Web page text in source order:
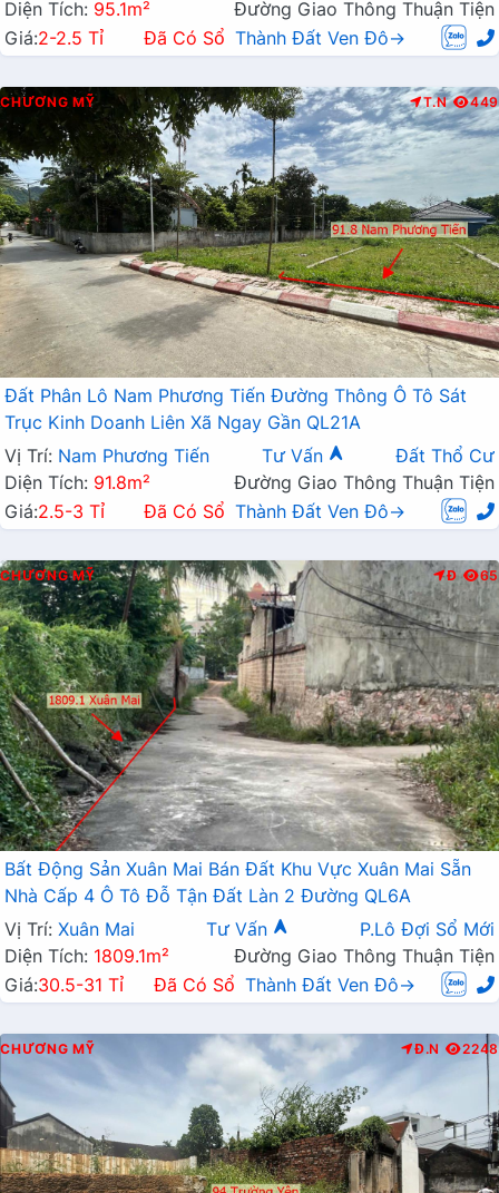
Diện Tích: 95.1m²
Đường Giao Thông Thuận Tiện
Giá:2-2.5 Tỉ Đã Có Sổ Thành Đất Ven Đô→
CHƯƠNG MỸ T.N 449
Đất Phân Lô Nam Phương Tiến Đường Thông Ô Tô Sát
Trục Kinh Doanh Liên Xã Ngay Gần QL21A
Vị Trí: Nam Phương Tiến Tư Vấn
Đất Thổ Cư
Diện Tích: 91.8m²
Đường Giao Thông Thuận Tiện
Giá:2.5-3 Tỉ Đã Có Sổ Thành Đất Ven Đô→
CHƯƠNG MỸ Đ 65
Bất Động Sản Xuân Mai Bán Đất Khu Vực Xuân Mai Sẵn
Nhà Cấp 4 Ô Tô Đỗ Tận Đất Làn 2 Đường QL6A
Vị Trí: Xuân Mai Tư Vấn
P.Lô Đợi Sổ Mới
Diện Tích: 1809.1m²
Đường Giao Thông Thuận Tiện
Giá:30.5-31 Tỉ Đã Có Sổ Thành Đất Ven Đô→
CHƯƠNG MỸ Đ.N 2248